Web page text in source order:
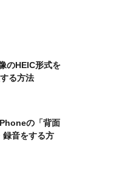
のHEIC形式を
る方法
の「背面
録音をする方